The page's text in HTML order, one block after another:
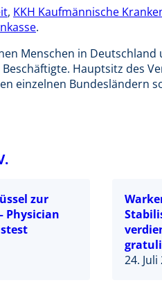
, KKH Kaufmännische
.
Menschen in
Hauptsitz des
einzelnen Bundesländern
zur
Physician
24. Juli